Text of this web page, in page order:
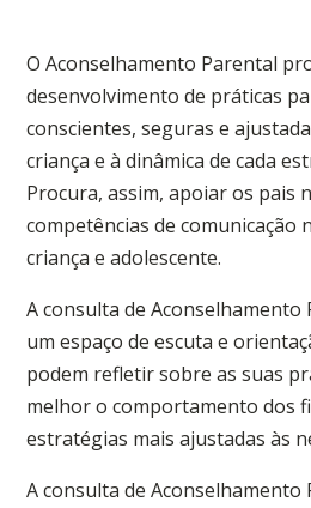
O Aconselhamento Parental
desenvolvimento de práticas
conscientes, seguras e
criança e à dinâmica de cada
Procura, assim, apoiar os pais
competências de comunicação
criança e adolescente.
A consulta de
um espaço de escuta e
podem refletir sobre as suas
melhor o comportamento dos
estratégias mais ajustadas às
A consulta de Aconselhamento